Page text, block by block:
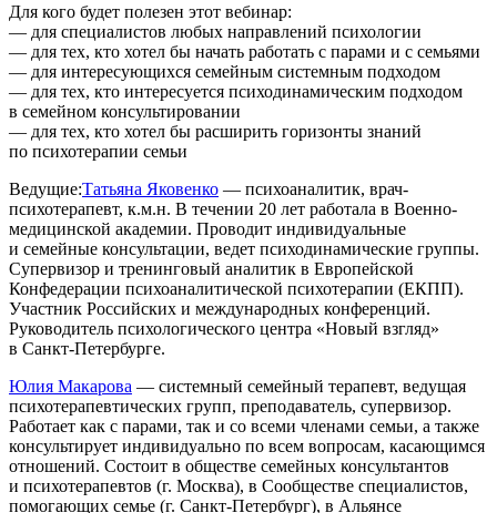
Для кого будет полезен этот вебинар:
— для специалистов любых направлений психологии
— для тех, кто хотел бы начать работать с парами и с семьями
— для интересующихся семейным системным подходом
— для тех, кто интересуется психодинамическим подходом
в семейном консультировании
— для тех, кто хотел бы расширить горизонты знаний
по психотерапии семьи
Ведущие:Татьяна Яковенко — психоаналитик, врач-
психотерапевт, к.м.н. В течении 20 лет работала в Военно-
медицинской академии. Проводит индивидуальные
и семейные консультации, ведет психодинамические группы.
Супервизор и тренинговый аналитик в Европейской
Конфедерации психоаналитической психотерапии (ЕКПП).
Участник Российских и международных конференций.
Руководитель психологического центра «Новый взгляд»
в Санкт-Петербурге.
Юлия Макарова — системный семейный терапевт, ведущая
психотерапевтических групп, преподаватель, супервизор.
Работает как с парами, так и со всеми членами семьи, а также
консультирует индивидуально по всем вопросам, касающимся
отношений. Состоит в обществе семейных консультантов
и психотерапевтов (г. Москва), в Сообществе специалистов,
помогающих семье (г. Санкт-Петербург), в Альянсе